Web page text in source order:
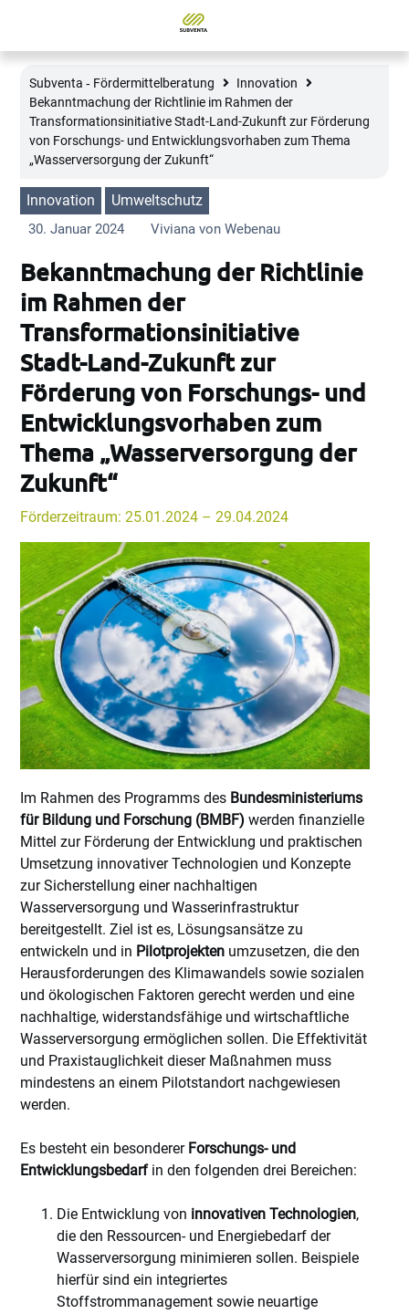
Subventa ‐ Fördermittelberatung
Innovation
Bekanntmachung der Richtlinie im Rahmen der
Transformationsinitiative Stadt-Land-Zukunft zur Förderung
von Forschungs- und Entwicklungsvorhaben zum Thema
„Wasserversorgung der Zukunft“
Innovation Umweltschutz
30. Januar 2024 Viviana von Webenau
Bekanntmachung der Richtlinie
im Rahmen der
Transformationsinitiative
Stadt-Land-Zukunft zur
Förderung von Forschungs- und
Entwicklungsvorhaben zum
Thema „Wasserversorgung der
Zukunft“
Förderzeitraum: 25.01.2024 – 29.04.2024
Im Rahmen des Programms des Bundesministeriums
für Bildung und Forschung (BMBF)werden finanzielle
Mittel zur Förderung der Entwicklung und praktischen
Umsetzung innovativer Technologien und Konzepte
zur Sicherstellung einer nachhaltigen
Wasserversorgung und Wasserinfrastruktur
bereitgestellt. Ziel ist es, Lösungsansätze zu
entwickeln und in Pilotprojekten umzusetzen, die den
Herausforderungen des Klimawandels sowie sozialen
und ökologischen Faktoren gerecht werden und eine
nachhaltige, widerstandsfähige und wirtschaftliche
Wasserversorgung ermöglichen sollen. Die Effektivität
und Praxistauglichkeit dieser Maßnahmen muss
mindestens an einem Pilotstandort nachgewiesen
werden.
Es besteht ein besonderer Forschungs- und
Entwicklungsbedarfin den folgenden drei Bereichen:
Die Entwicklung von innovativen Technologien,
die den Ressourcen- und Energiebedarf der
Wasserversorgung minimieren sollen. Beispiele
hierfür sind ein integriertes
Stoffstrommanagement sowie neuartige